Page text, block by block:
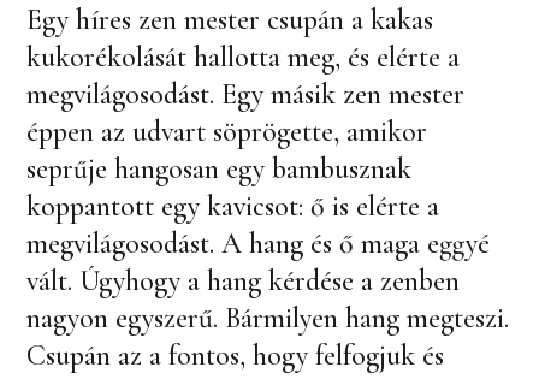
Egy híres zen mester csupán a kakas
kukorékolását hallotta meg, és elérte a
megvilágosodást. Egy másik zen mester
éppen az udvart söprögette, amikor
seprűje hangosan egy bambusznak
koppantott egy kavicsot: ő is elérte a
megvilágosodást. A hang és ő maga eggyé
vált. Úgyhogy a hang kérdése a zenben
nagyon egyszerű. Bármilyen hang megteszi.
Csupán az a fontos, hogy felfogjuk és